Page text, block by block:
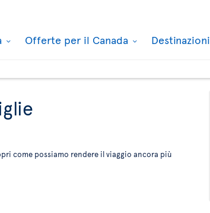
Offerte per il Canada Destinazioni
come possiamo rendere il viaggio ancora più